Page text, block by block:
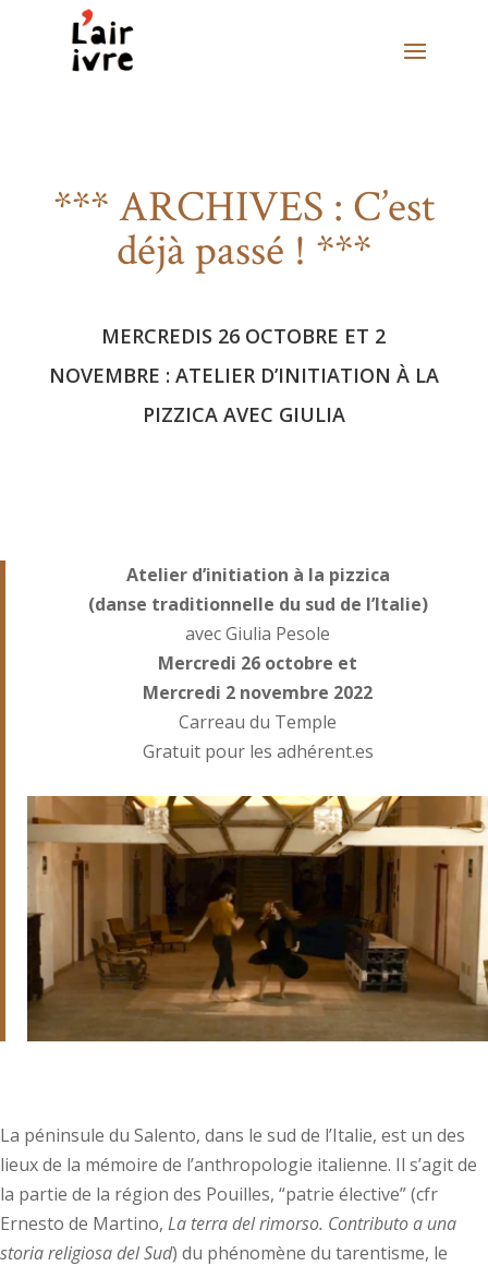
*** ARCHIVES : C’est
déjà passé ! ***
MERCREDIS 26 OCTOBRE ET 2
NOVEMBRE : ATELIER D’INITIATION À LA
PIZZICA AVEC GIULIA
Atelier d’initiation à la pizzica
(danse traditionnelle du sud de l’Italie)
avec Giulia Pesole
Mercredi 26 octobre et
Mercredi 2 novembre 2022
Carreau du Temple
Gratuit pour les adhérent.es
La péninsule du Salento, dans le sud de l’Italie, est un des
lieux de la mémoire de l’anthropologie italienne. Il s’agit de
la partie de la région des Pouilles, “patrie élective” (cfr
Ernesto de Martino, La terra del rimorso. Contributo a una
storia religiosa del Sud) du phénomène du tarentisme, le